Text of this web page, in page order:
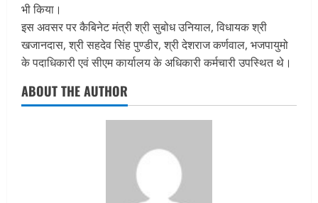
भी किया।
इस अवसर पर कैबिनेट मंत्री श्री सुबोध उनियाल, विधायक श्री
खजानदास, श्री सहदेव सिंह पुण्डीर, श्री देशराज कर्णवाल, भजपायुमो
के पदाधिकारी एवं सीएम कार्यालय के अधिकारी कर्मचारी उपस्थित थे।
ABOUT THE AUTHOR